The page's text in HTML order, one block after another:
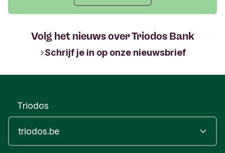
Volg het nieuws over Triodos Bank
Schrijf je in op onze nieuwsbrief
Triodos